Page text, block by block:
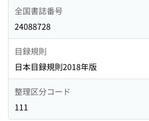
全国書誌番号
24088728
目録規則
日本目録規則2018年版
整理区分コード
111